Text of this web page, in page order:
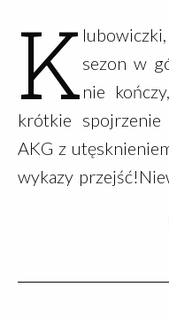
Dyrektora
Komisji
sprawozdaniami
sprawozdania
absolutorium
Wybór władz
Ksezon w
nie
krótkie spojrzenie
AKG z
wykazy
biegasz po
wykazy posłużą